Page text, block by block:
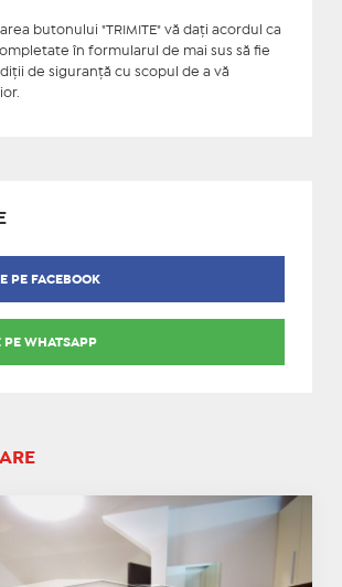
butonului "TRIMITE" vă daţi acordul ca
în formularul de mai sus să fie
de siguranţă cu scopul de a vă
PE FACEBOOK
PE WHATSAPP